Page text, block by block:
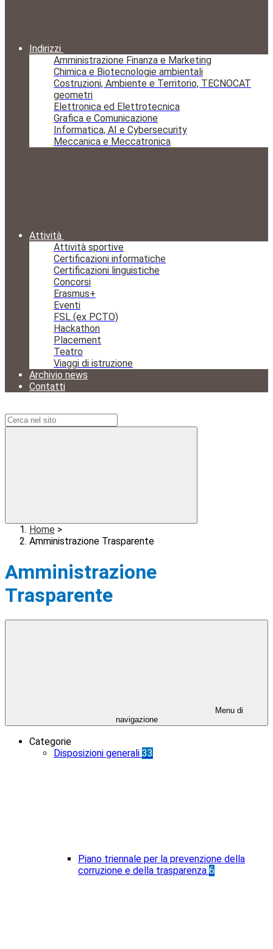
Indirizzi
Amministrazione Finanza e Marketing
Chimica e Biotecnologie ambientali
Costruzioni, Ambiente e Territorio, TECNOCAT
geometri
Elettronica ed Elettrotecnica
Grafica e Comunicazione
Informatica, AI e Cybersecurity
Meccanica e Meccatronica
Attività
Attività sportive
Certificazioni informatiche
Certificazioni linguistiche
Concorsi
Erasmus+
Eventi
FSL (ex PCTO)
Hackathon
Placement
Teatro
Viaggi di istruzione
Archivio news
Contatti
Home >
Amministrazione Trasparente
Amministrazione
Trasparente
Menu di
navigazione
Categorie
Disposizioni generali 33
Piano triennale per la prevenzione della
corruzione e della trasparenza 6